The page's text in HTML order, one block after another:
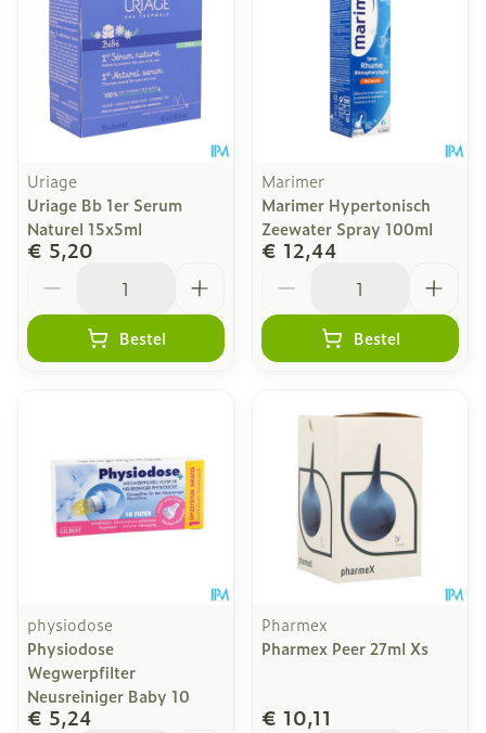
Uriage
Uriage Bb 1er Serum
Naturel 15x5ml
€ 5,20
Bestel
Marimer
Marimer Hypertonisch
Zeewater Spray 100ml
€ 12,44
Bestel
physiodose
Physiodose
Wegwerpfilter
Neusreiniger Baby 10
€ 5,24
Pharmex
Pharmex Peer 27ml Xs
€ 10,11